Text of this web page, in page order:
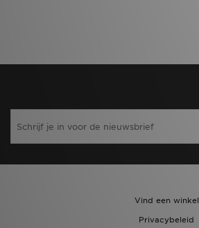
Vind een winkel
Privacybeleid